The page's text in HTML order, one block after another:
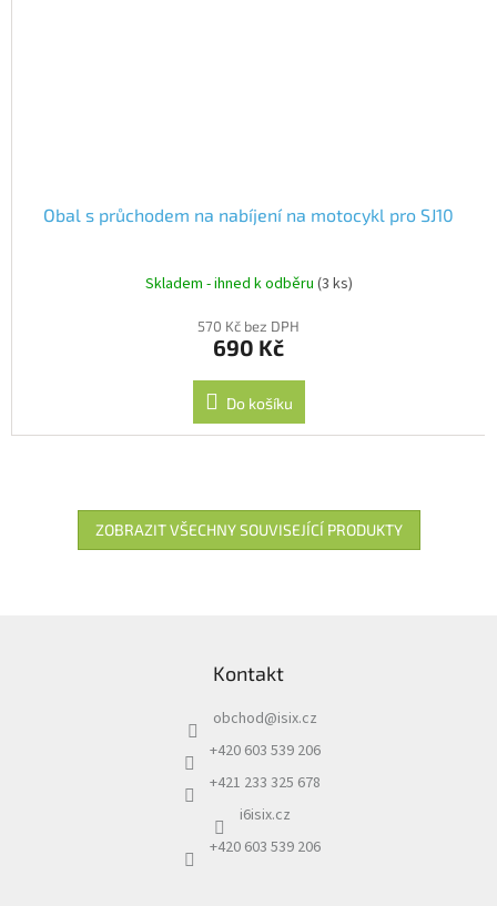
Obal s průchodem na nabíjení na motocykl pro SJ10
Skladem - ihned k odběru (3 ks)
570 Kč bez DPH
690 Kč
Do košíku
ZOBRAZIT VŠECHNY SOUVISEJÍCÍ PRODUKTY
Kontakt
obchod@isix.cz
+420 603 539 206
+421 233 325 678
i6isix.cz
+420 603 539 206